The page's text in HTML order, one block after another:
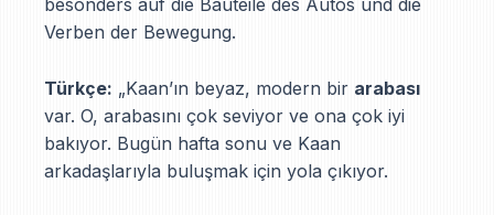
besonders auf die Bauteile des Autos und die
Verben der Bewegung.
Türkçe: „Kaan’ın beyaz, modern bir arabası
var. O, arabasını çok seviyor ve ona çok iyi
bakıyor. Bugün hafta sonu ve Kaan
arkadaşlarıyla buluşmak için yola çıkıyor.